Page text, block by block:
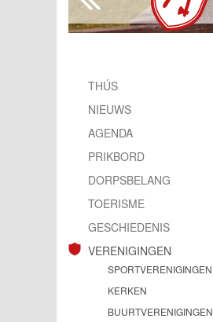
THÚS
NIEUWS
AGENDA
PRIKBORD
DORPSBELANG
TOERISME
GESCHIEDENIS
VERENIGINGEN
SPORTVERENIGINGEN
KERKEN
BUURTVERENIGINGEN